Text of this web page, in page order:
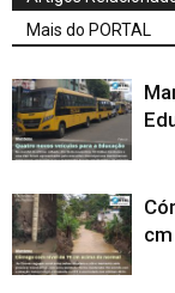
Mais do PORTAL